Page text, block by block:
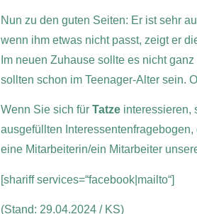
Nun zu den guten Seiten: Er ist sehr
wenn ihm etwas nicht passt, zeigt er
Im neuen Zuhause sollte es nicht
sollten schon im Teenager-Alter sein.
Wenn Sie sich für Tatzeinteressieren,
ausgefüllten
eine Mitarbeiterin/ein Mitarbeiter
[shariff services=“facebook|mailto“]
(Stand: 29.04.2024 / KS)